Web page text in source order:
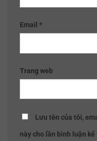
Email *
Trang web
Lưu tên của tôi,
này cho lần bình luận